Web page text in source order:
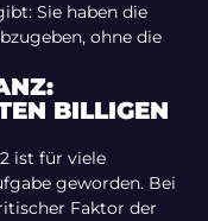
Sie haben die
ohne die
BILLIGEN
ist für viele
geworden. Bei
Faktor der